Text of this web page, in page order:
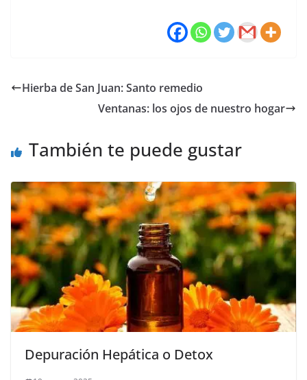
Hierba de San Juan: Santo remedio
Ventanas: los ojos de nuestro hogar
También te puede gustar
Depuración Hepática o Detox